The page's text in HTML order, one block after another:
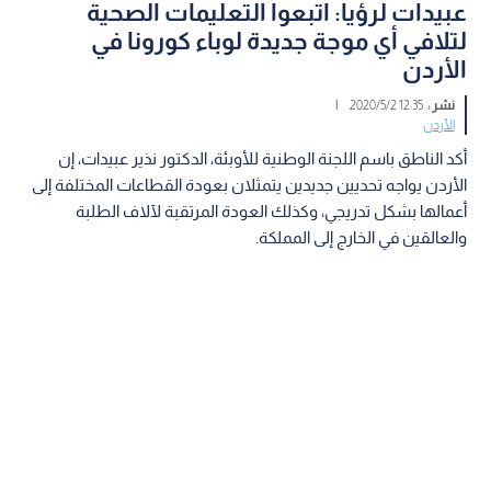
عبيدات لرؤيا: اتبعوا التعليمات الصحية
لتلافي أي موجة جديدة لوباء كورونا في
الأردن
نشر :12:35 2020/5/2
|
الأردن
أكد الناطق باسم اللجنة الوطنية للأوبئة، الدكتور نذير عبيدات، إن
الأردن يواجه تحديين جديدين يتمثلان بعودة القطاعات المختلفة إلى
أعمالها بشكل تدريجي، وكذلك العودة المرتقبة لآلاف الطلبة
والعالقين في الخارج إلى المملكة.